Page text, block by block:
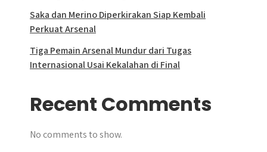
Saka dan Merino Diperkirakan Siap Kembali
Perkuat Arsenal
Tiga Pemain Arsenal Mundur dari Tugas
Internasional Usai Kekalahan di Final
Recent Comments
No comments to show.